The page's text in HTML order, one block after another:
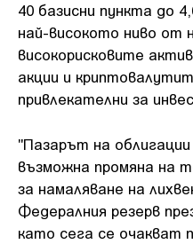
40 базисни пункта до
най-високото ниво от
високорисковите
акции и
привлекателни за
"Пазарът на
възможна промяна на
за намаляване на
Федералния резерв
като сега се очакват